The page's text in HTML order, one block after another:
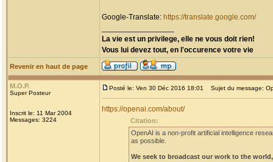
Google-Translate: https://translate.google.com/
La vie est un privilege, elle ne vous doit rien!
Vous lui devez tout, en l'occurence votre vie
Revenir en haut de page
M.O.P.
Super Posteur
Inscrit le: 11 Mar 2004
Messages: 3224
Posté le: Ven 30 Déc 2016 18:01 Sujet du message:
https://openai.com/about/
Citation:
OpenAI is a non-profit artificial intelligence
as possible.
We seek to broadcast our work to the